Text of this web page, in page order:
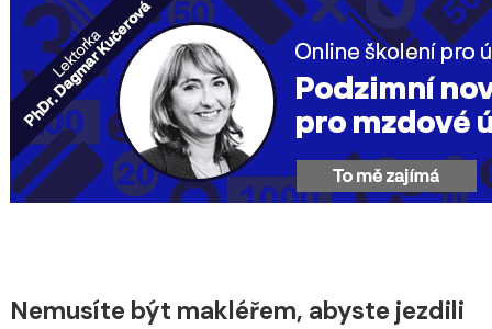
Nemusíte být makléřem, abyste jezdili